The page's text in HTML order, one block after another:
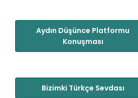
Aydın Düşünce Platformu
Konuşması
Bizimki Türkçe Sevdası